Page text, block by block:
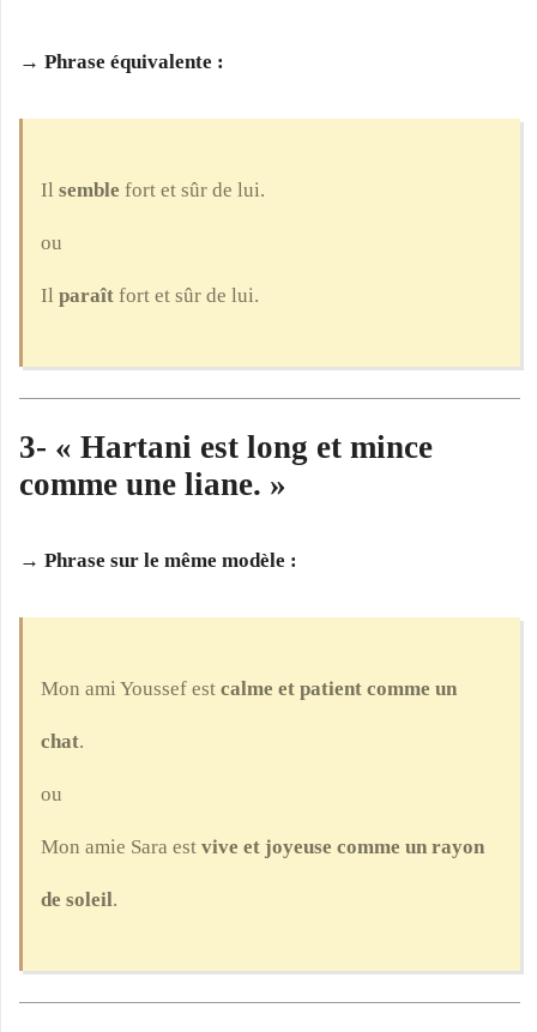
→ Phrase équivalente :
Il semble fort et sûr de lui.
ou
Il paraît fort et sûr de lui.
3- « Hartani est long et mince
comme une liane. »
→ Phrase sur le même modèle :
Mon ami Youssef est calme et patient comme un
chat.
ou
Mon amie Sara est vive et joyeuse comme un rayon
de soleil.